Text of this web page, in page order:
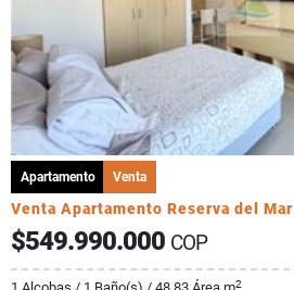
Apartamento Venta
Venta Apartamento Reserva del Mar
$549.990.000 COP
2